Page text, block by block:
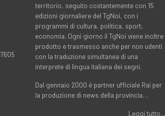
territorio, seguito costantemente con 15
edizioni giornaliere del TgNoi, con i
programmi di cultura, politica, sport,
economia. Ogni giorno il TgNoi viene inoltre
prodotto e trasmesso anche per non udenti
con la traduzione simultanea di una
interprete di lingua italiana dei segni.
Dal gennaio 2000 è partner ufficiale Rai per
la produzione di news della provincia…
Leggi tutto...